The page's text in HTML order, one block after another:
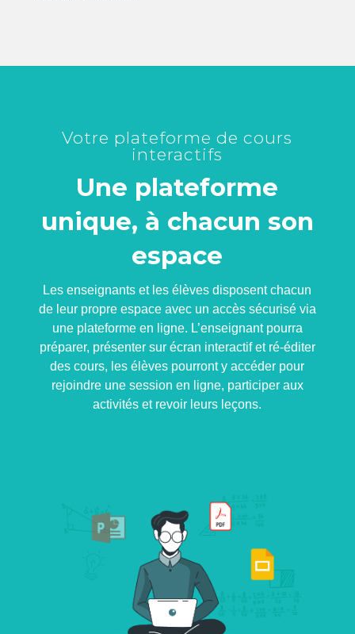
Votre plateforme de cours
interactifs
Une plateforme
unique, à chacun son
espace
Les enseignants et les élèves disposent chacun
de leur propre espace avec un accès sécurisé via
une plateforme en ligne. L’enseignant pourra
préparer, présenter sur écran interactif et ré-éditer
des cours, les élèves pourront y accéder pour
rejoindre une session en ligne, participer aux
activités et revoir leurs leçons.